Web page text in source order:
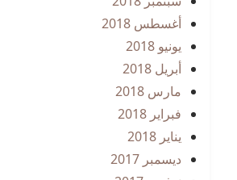
أغسطس 2018
يونيو 2018
أبريل 2018
مارس 2018
فبراير 2018
يناير 2018
ديسمبر 2017